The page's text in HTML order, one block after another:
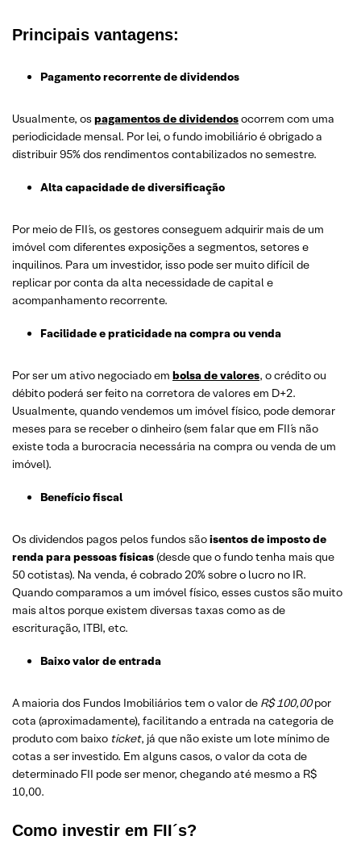
Principais vantagens:
Pagamento recorrente de dividendos
Usualmente, os pagamentos de dividendosocorrem com uma
periodicidade mensal. Por lei, o fundo imobiliário é obrigado a
distribuir 95% dos rendimentos contabilizados no semestre.
Alta capacidade de diversificação
Por meio de FII´s, os gestores conseguem adquirir mais de um
imóvel com diferentes exposições a segmentos, setores e
inquilinos. Para um investidor, isso pode ser muito difícil de
replicar por conta da alta necessidade de capital e
acompanhamento recorrente.
Facilidade e praticidade na compra ou venda
Por ser um ativo negociado em bolsa de valores, o crédito ou
débito poderá ser feito na corretora de valores em D+2.
Usualmente, quando vendemos um imóvel físico, pode demorar
meses para se receber o dinheiro (sem falar que em FII´s não
existe toda a burocracia necessária na compra ou venda de um
imóvel).
Benefício fiscal
Os dividendos pagos pelos fundos sãoisentos de imposto de
renda para pessoas físicas(desde que o fundo tenha mais que
50 cotistas). Na venda, é cobrado 20% sobre o lucro no IR.
Quando comparamos a um imóvel físico, esses custos são muito
mais altos porque existem diversas taxas como as de
escrituração, ITBI, etc.
Baixo valor de entrada
A maioria dos Fundos Imobiliários tem o valor de R$ 100,00por
cota (aproximadamente), facilitando a entrada na categoria de
produto com baixo ticket, já que não existe um lote mínimo de
cotas a ser investido. Em alguns casos, o valor da cota de
determinado FII pode ser menor, chegando até mesmo a R$
10,00.
Como investir em FII´s?